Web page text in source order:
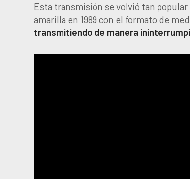
Esta transmisión se volvió tan
amarilla en 1989 con el formato de
transmitiendo de manera